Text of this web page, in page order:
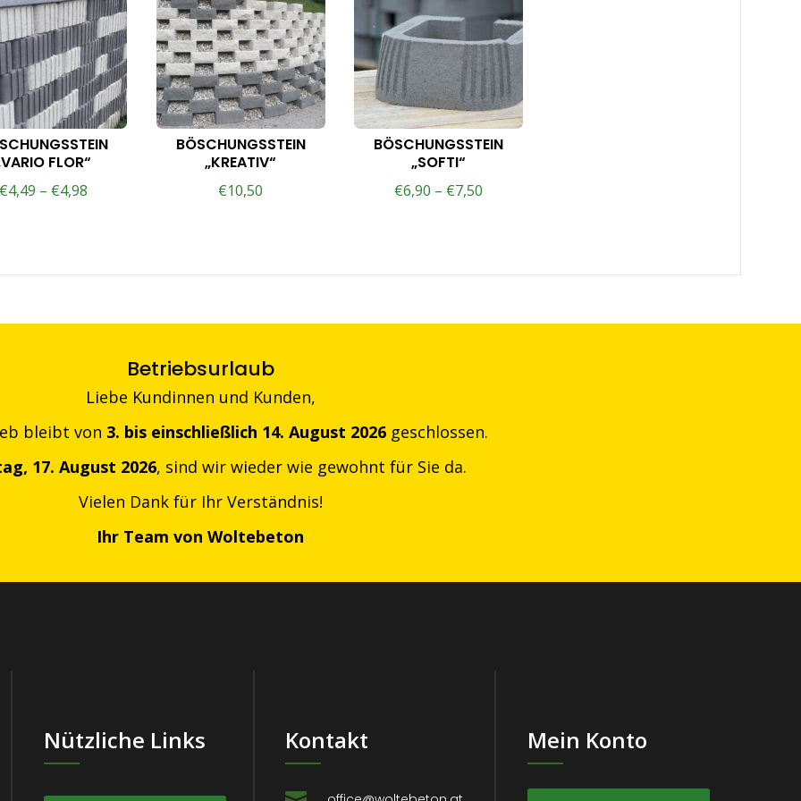
FLOR“
4,49 – €4,98
BÖSCHUNGSSTEIN
„KREATIV“
€10,50
BÖSCHUNGSSTEIN
„SOFTI“
€6,90 – €7,50
Betriebsurlaub
Liebe Kundinnen und Kunden,
bleibt von 3. bis einschließlich 14. August 2026 geschlossen.
17. August 2026, sind wir wieder wie gewohnt für Sie da.
Vielen Dank für Ihr Verständnis!
Ihr Team von Woltebeton
Nützliche Links Kontakt Mein Konto